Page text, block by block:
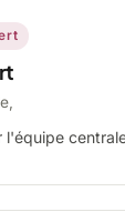
l'équipe